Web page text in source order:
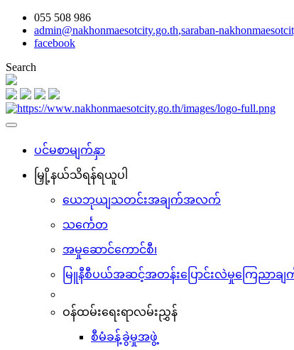
055 508 986
admin@nakhonmaesotcity.go.th,saraban-
facebook
Search
ပင်မစာမျက်နှာ
မြှို့နယ်သိရန်ရယူပါ
ယေဘုယျသတင်းအချက်အလက်
သင်္ကေတ
အမှုဆောင်ကောင်စီ၊
မြူနီစီပယ်အဆင့်အတန်းပြောင်းလဲမှုကြေညာချ
ဝန်ထမ်းရေးရာလမ်းညွှန်
စီမံခန့်ခွဲမှုအဖွဲ့